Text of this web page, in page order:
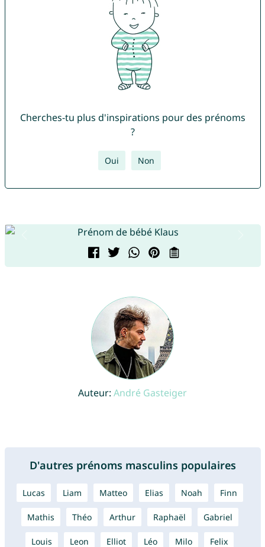
Cherches-tu plus d'inspirations pour des prénoms
?
Oui Non
Auteur: André Gasteiger
D'autres prénoms masculins populaires
Lucas Liam Matteo Elias Noah Finn
Mathis Théo Arthur Raphaël Gabriel
Louis Leon Elliot Léo Milo Felix